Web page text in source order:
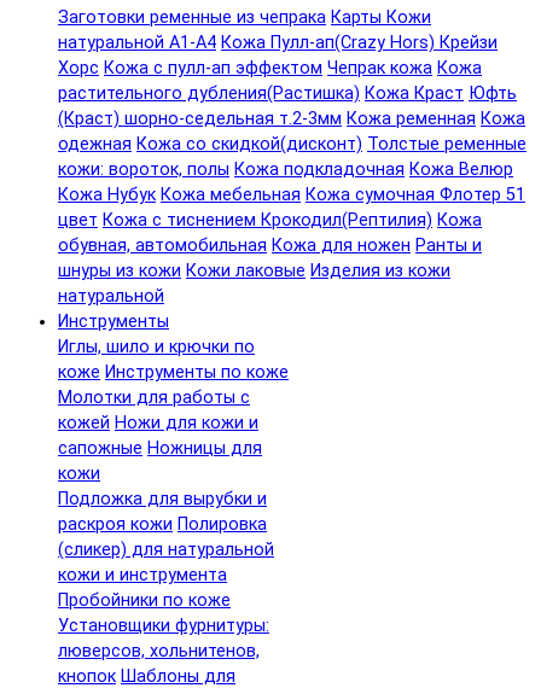
Заготовки ременные из чепрака Карты Кожи
натуральной А1-А4 Кожа Пулл-ап(Crazy Hors) Крейзи
Хорс Кожа с пулл-ап эффектом Чепрак кожа Кожа
растительного дубления(Растишка) Кожа Краст Юфть
(Краст) шорно-седельная т.2-3мм Кожа ременная Кожа
одежная Кожа со скидкой(дисконт) Толстые ременные
кожи: вороток, полы Кожа подкладочная Кожа Велюр
Кожа Нубук Кожа мебельная Кожа сумочная Флотер 51
цвет Кожа с тиснением Крокодил(Рептилия) Кожа
обувная, автомобильная Кожа для ножен Ранты и
шнуры из кожи Кожи лаковые Изделия из кожи
натуральной
Инструменты
Иглы, шило и крючки по
коже Инструменты по коже
Молотки для работы с
кожей Ножи для кожи и
сапожные Ножницы для
кожи
Подложка для вырубки и
раскроя кожи Полировка
(сликер) для натуральной
кожи и инструмента
Пробойники по коже
Установщики фурнитуры:
люверсов, хольнитенов,
кнопок Шаблоны для